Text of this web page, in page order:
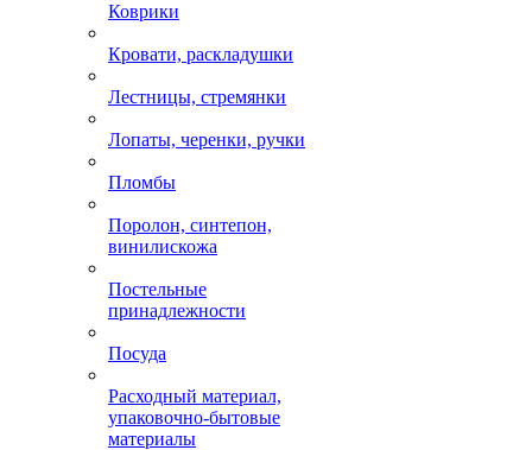
Коврики
Кровати, раскладушки
Лестницы, стремянки
Лопаты, черенки, ручки
Пломбы
Поролон, синтепон,
винилискожа
Постельные
принадлежности
Посуда
Расходный материал,
упаковочно-бытовые
материалы